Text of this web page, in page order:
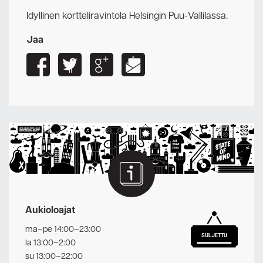
Idyllinen kortteliravintola Helsingin Puu-Vallilassa.
Jaa
Aukioloajat
ma–pe 14:00–23:00
la 13:00–2:00
su 13:00–22:00
SULJETTU